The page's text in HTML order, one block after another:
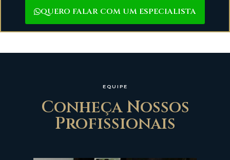
QUERO FALAR COM UM ESPECIALISTA
EQUIPE
Conheça Nossos
Profissionais